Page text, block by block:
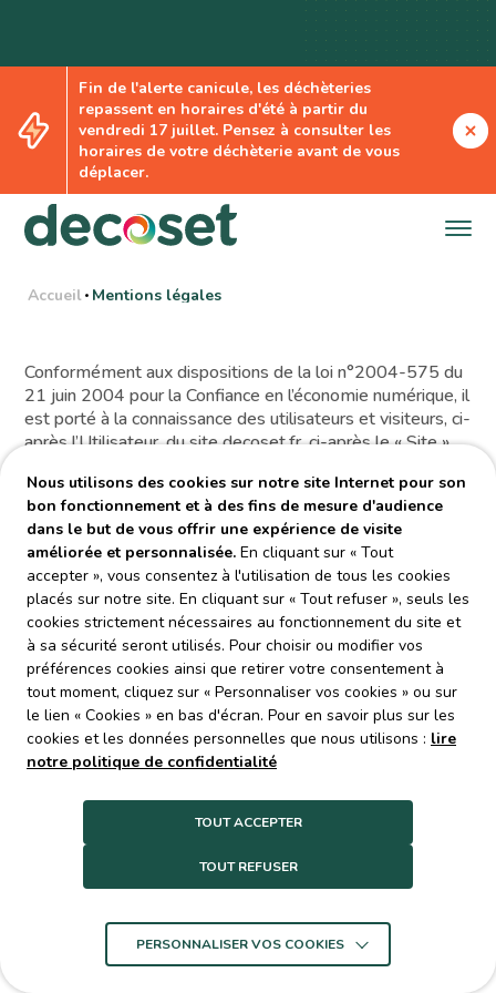
Fin de l'alerte canicule, les déchèteries
repassent en horaires d'été à partir du
vendredi 17 juillet. Pensez à consulter les
horaires de votre déchèterie avant de vous
déplacer.
Mentions légales
Accueil • Mentions légales
Conformément aux dispositions de la loi n°2004-575 du
21 juin 2004 pour la Confiance en l’économie numérique, il
est porté à la connaissance des utilisateurs et visiteurs, ci-
après l’Utilisateur, du site decoset.fr, ci-après le « Site »,
La connexion et la navigation sur le Site par l’Utilisateur
implique acceptation intégrale et sans réserve des
présentes mentions légales.
Ces dernières sont accessibles sur le Site à la rubrique
« Mentions légales ».
Article 1 - Identification
Siège social :
Syndicat Mixte DECOSET
Toulouse-Métropole
6, rue René Leduc
31500 TOULOUSE
Syndicat Mixte DECOSET
31130 BALMA
N° SIREN : 253 102 636
N° SIRET : 253 102 636 00029
CODE NAF : 3821 Z
Conception :
Nous utilisons des cookies sur notre site Internet pour son
bon fonctionnement et à des fins de mesure d'audience
dans le but de vous offrir une expérience de visite
améliorée et personnalisée. En cliquant sur « Tout
accepter », vous consentez à l'utilisation de tous les cookies
placés sur notre site. En cliquant sur « Tout refuser », seuls les
cookies strictement nécessaires au fonctionnement du site et
à sa sécurité seront utilisés. Pour choisir ou modifier vos
préférences cookies ainsi que retirer votre consentement à
tout moment, cliquez sur « Personnaliser vos cookies » ou sur
le lien « Cookies » en bas d'écran. Pour en savoir plus sur les
cookies et les données personnelles que nous utilisons : lire
notre politique de confidentialité
TOUT ACCEPTER
TOUT REFUSER
PERSONNALISER VOS COOKIES